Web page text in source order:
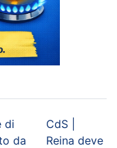
di
da
CdS |
Reina deve